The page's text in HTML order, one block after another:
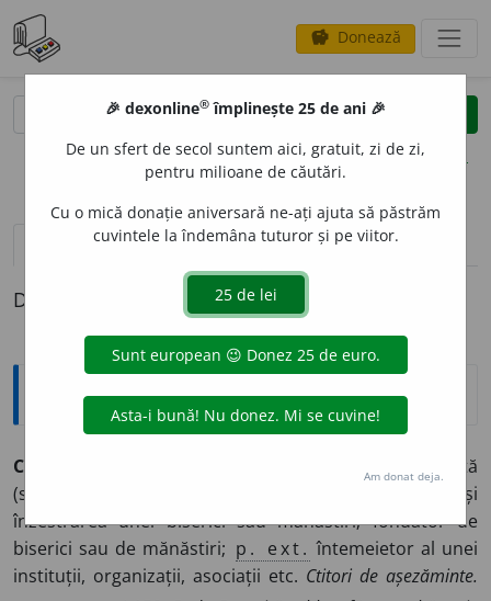
savings Donează
clear
opțiuni
definiții (1) pronunțievolume_up (3)
Definiția cu ID-ul 914621:
Explicative DEX
CT
Persoană care suportă
(sau contribuie la) cheltuielile pentru ridicarea și
înzestrarea unei biserici sau mănăstiri; fondator de
biserici sau de mănăstiri; p. ext. întemeietor al unei
instituții, organizații, asociații etc. Ctitori de așezăminte.
🎉 dexonline® împlinește 25 de ani 🎉
De un sfert de secol suntem aici, gratuit, zi de zi,
pentru milioane de căutări.
Cu o mică donație aniversară ne-ați ajuta să păstrăm
cuvintele la îndemâna tuturor și pe viitor.
Am donat deja.